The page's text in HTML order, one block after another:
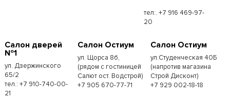
тел:. +7 916 469-97-
20
Салон дверей
№1
ул. Дзержинского
65/2
тел.: +7 910-740-00-
21
Салон Остиум
ул. Щорса 8б,
(рядом с гостиницей
Салют ост. Водстрой)
+7 905 670-77-71
Салон Остиум
ул.Студенческая 40Б
(напротив магазина
Строй Дисконт)
+7 929 002-18-18